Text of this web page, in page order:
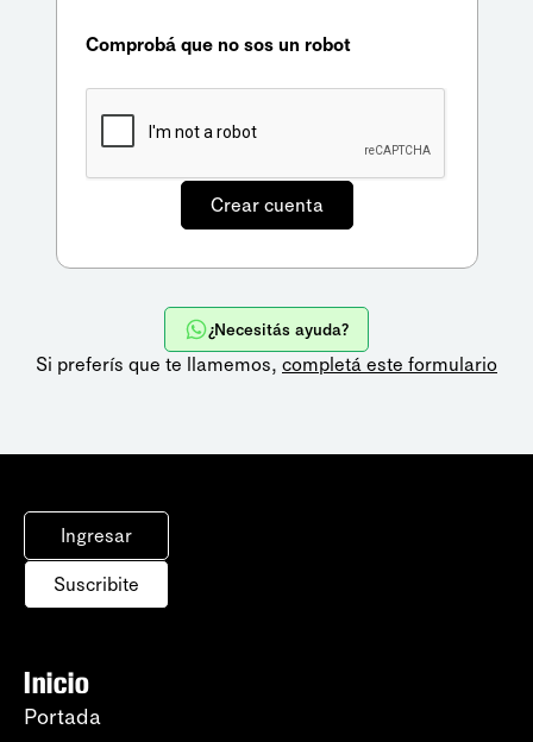
Comprobá que no sos un robot
¿Necesitás ayuda?
Si preferís que te llamemos, completá este formulario
Ingresar
Suscribite
Inicio
Portada